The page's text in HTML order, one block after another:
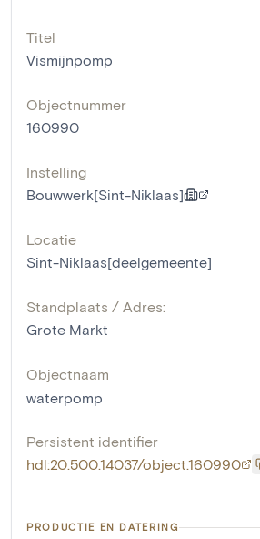
Titel
Vismijnpomp
Objectnummer
160990
Instelling
Bouwwerk[Sint-Niklaas]
Locatie
Sint-Niklaas[deelgemeente]
Standplaats / Adres:
Grote Markt
Objectnaam
waterpomp
Persistent identifier
hdl:20.500.14037/object.160990
PRODUCTIE EN DATERING